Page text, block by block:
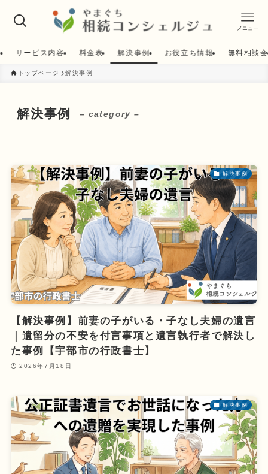
メニュー
サービス内容 料金表 解決事例 お役立ち情報 無料相談会
トップページ 解決事例
解決事例 – category –
解決事例
【解決事例】前妻の子がいる・子なし夫婦の遺言
｜遺留分の不安を付言事項と遺言執行者で解決し
た事例【宇部市の行政書士】
2026年7月18日
解決事例